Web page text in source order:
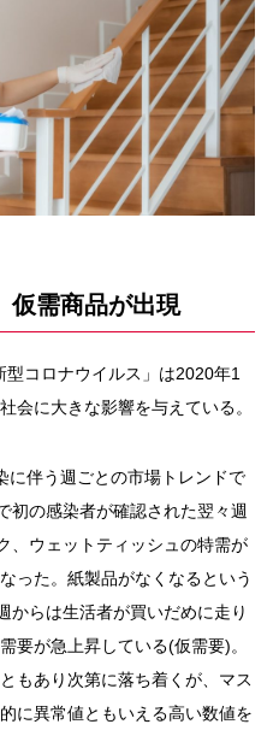
仮需商品が出現
コロナウイルス」は2020年1
会に大きな影響を与えている。
に伴う週ごとの市場トレンドで
初の感染者が確認された翌々週
、ウェットティッシュの特需が
った。紙製品がなくなるという
からは生活者が買いだめに走り
要が急上昇している(仮需要)。
もあり次第に落ち着くが、マス
に異常値ともいえる高い数値を